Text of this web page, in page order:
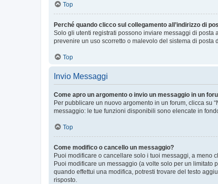
Top
Perché quando clicco sul collegamento all’indirizzo di
Solo gli utenti registrati possono inviare messaggi di
prevenire un uso scorretto o malevolo del sistema di posta
Top
Invio Messaggi
Come apro un argomento o invio un messaggio in un
Per pubblicare un nuovo argomento in un forum, clicca su
messaggio: le tue funzioni disponibili sono elencate in
Top
Come modifico o cancello un messaggio?
Puoi modificare o cancellare solo i tuoi messaggi, a meno
Puoi modificare un messaggio (a volte solo per un
quando effettui una modifica, potresti trovare del testo
risposto.